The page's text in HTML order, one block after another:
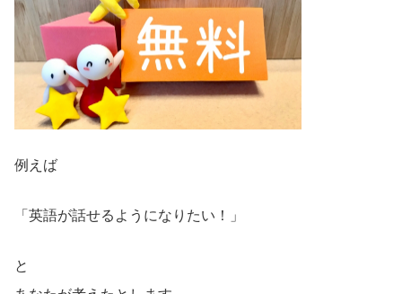
例えば
「英語が話せるようになりたい！」
と